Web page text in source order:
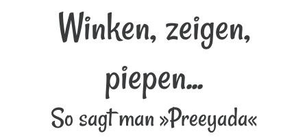
Winken, zeigen,
piepen...
So sagt man »Preeyada«